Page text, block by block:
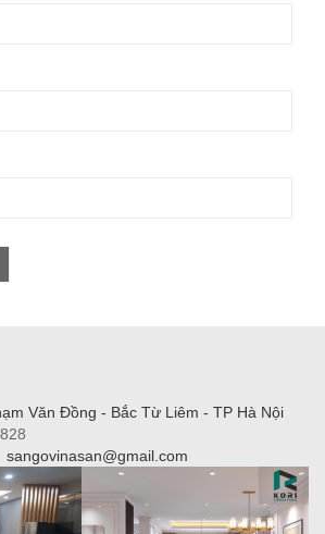
Văn Đồng - Bắc Từ Liêm - TP Hà Nội
sangovinasan@gmail.com